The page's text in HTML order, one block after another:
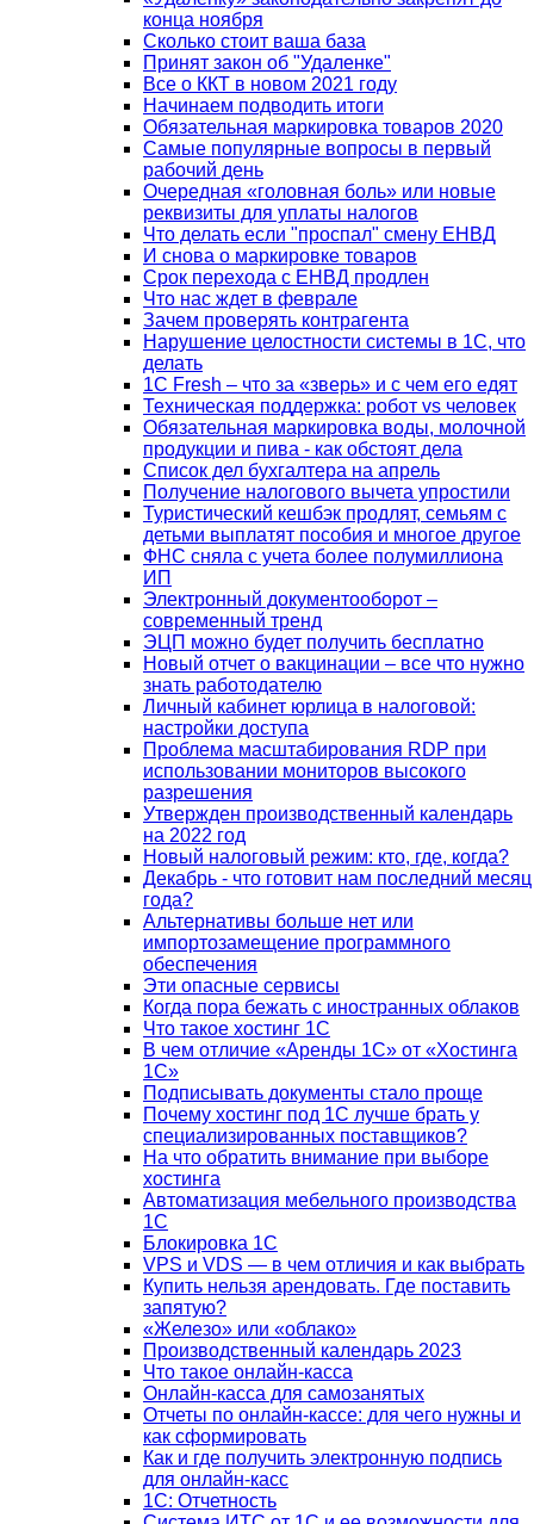
конца ноября
Сколько стоит ваша база
Принят закон об "Удаленке"
Все о ККТ в новом 2021 году
Начинаем подводить итоги
Обязательная маркировка товаров 2020
Самые популярные вопросы в первый
рабочий день
Очередная «головная боль» или новые
реквизиты для уплаты налогов
Что делать если "проспал" смену ЕНВД
И снова о маркировке товаров
Срок перехода с ЕНВД продлен
Что нас ждет в феврале
Зачем проверять контрагента
Нарушение целостности системы в 1С, что
делать
1С Fresh – что за «зверь» и с чем его едят
Техническая поддержка: робот vs человек
Обязательная маркировка воды, молочной
продукции и пива - как обстоят дела
Список дел бухгалтера на апрель
Получение налогового вычета упростили
Туристический кешбэк продлят, семьям с
детьми выплатят пособия и многое другое
ФНС сняла с учета более полумиллиона
ИП
Электронный документооборот –
современный тренд
ЭЦП можно будет получить бесплатно
Новый отчет о вакцинации – все что нужно
знать работодателю
Личный кабинет юрлица в налоговой:
настройки доступа
Проблема масштабирования RDP при
использовании мониторов высокого
разрешения
Утвержден производственный календарь
на 2022 год
Новый налоговый режим: кто, где, когда?
Декабрь - что готовит нам последний месяц
года?
Альтернативы больше нет или
импортозамещение программного
обеспечения
Эти опасные сервисы
Когда пора бежать с иностранных облаков
Что такое хостинг 1С
В чем отличие «Аренды 1С» от «Хостинга
1С»
Подписывать документы стало проще
Почему хостинг под 1С лучше брать у
специализированных поставщиков?
На что обратить внимание при выборе
хостинга
Автоматизация мебельного производства
1С
Блокировка 1С
VPS и VDS — в чем отличия и как выбрать
Купить нельзя арендовать. Где поставить
запятую?
«Железо» или «облако»
Производственный календарь 2023
Что такое онлайн-касса
Онлайн-касса для самозанятых
Отчеты по онлайн-кассе: для чего нужны и
как сформировать
Как и где получить электронную подпись
для онлайн-касс
1С: Отчетность